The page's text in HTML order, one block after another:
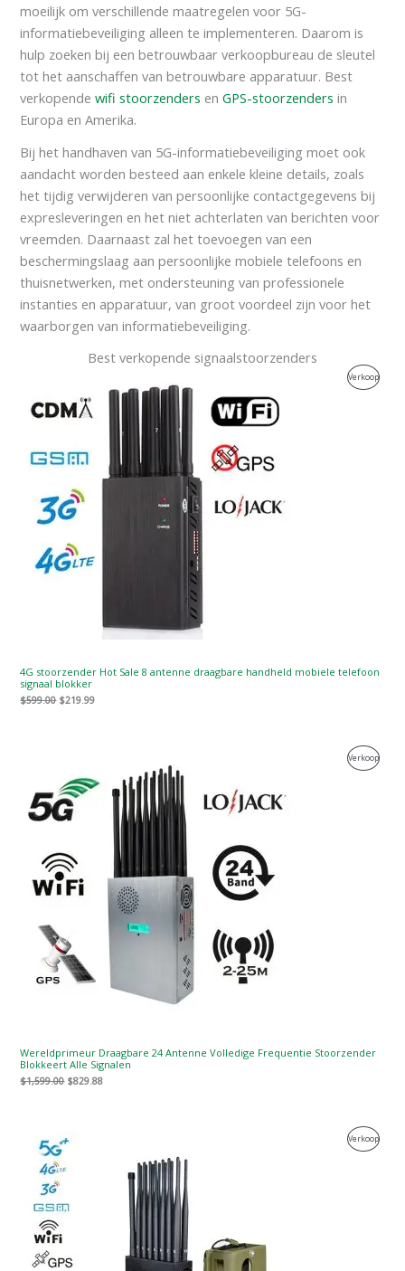
moeilijk om verschillende maatregelen voor 5G-
informatiebeveiliging alleen te implementeren. Daarom is
hulp zoeken bij een betrouwbaar verkoopbureau de sleutel
tot het aanschaffen van betrouwbare apparatuur. Best
verkopendewifi stoorzenders enGPS-stoorzenders in
Europa en Amerika.
Bij het handhaven van 5G-informatiebeveiliging moet ook
aandacht worden besteed aan enkele kleine details, zoals
het tijdig verwijderen van persoonlijke contactgegevens bij
expresleveringen en het niet achterlaten van berichten voor
vreemden. Daarnaast zal het toevoegen van een
beschermingslaag aan persoonlijke mobiele telefoons en
thuisnetwerken, met ondersteuning van professionele
instanties en apparatuur, van groot voordeel zijn voor het
waarborgen van informatiebeveiliging.
Best verkopende signaalstoorzenders
Verkoop
4G stoorzender Hot Sale 8 antenne draagbare handheld mobiele telefoon
signaal blokker
$599.00
$599.00.
$219.99
$219.99.
Verkoop
Wereldprimeur Draagbare 24 Antenne Volledige Frequentie Stoorzender
Blokkeert Alle Signalen
$1,599.00
was:
$1,599.00.
$829.88
$829.88.
Verkoop
prijs
$1,539.00.$839.99.